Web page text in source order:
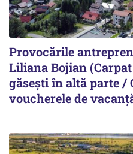
Provocările
Liliana Bojian
găsești în altă parte /
voucherele de